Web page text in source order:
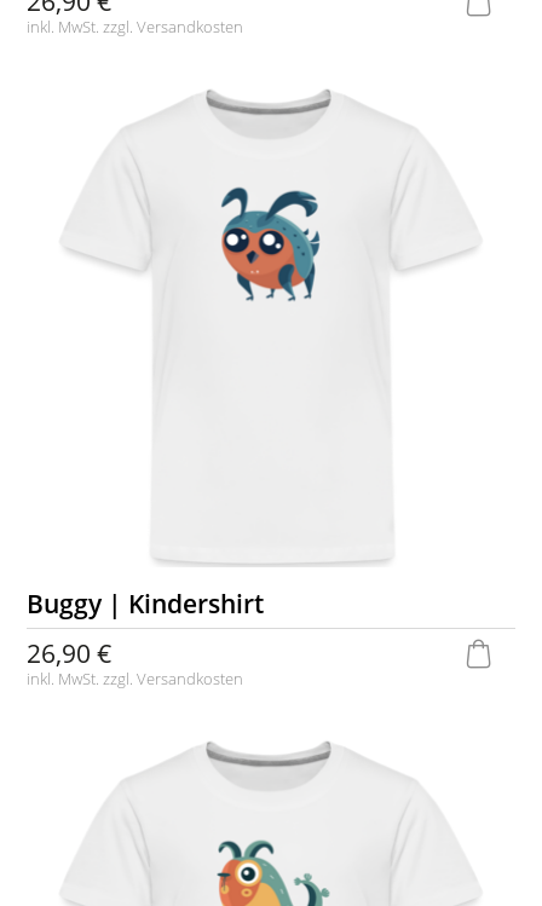
inkl. MwSt. zzgl.Versandkosten
Buggy | Kindershirt
26,90 €
inkl. MwSt. zzgl.Versandkosten